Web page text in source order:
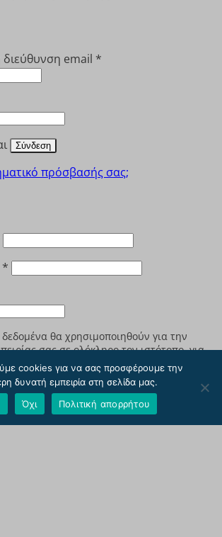
email *
Σύνδεση
πρόσβασής σας;
Απαιτείται
* Απαιτείται
θα χρησιμοποιηθούν για την
σας σε ολόκληρο τον ιστότοπο, για
πρόσβασης στο λογαριασμό σας και για
περιγράφονται στην πολιτική απορρήτου
cookies για να σας προσφέρουμε την
δυνατή εμπειρία στη σελίδα μας.
Όχι Πολιτική απορρήτου